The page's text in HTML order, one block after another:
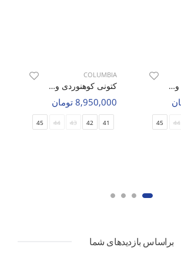
کتونی کوهنوردی و طبیعت گردی مردانه کلمبیا Columbia Air Trek M
44
45
COLUMBIA
کتونی کوهنوردی و طبیعت گردی مردانه کلمبیا Columbia Nomad Trek M
8,950,000 تومان
41
42
43
44
45
براساس بازدیدهای شما